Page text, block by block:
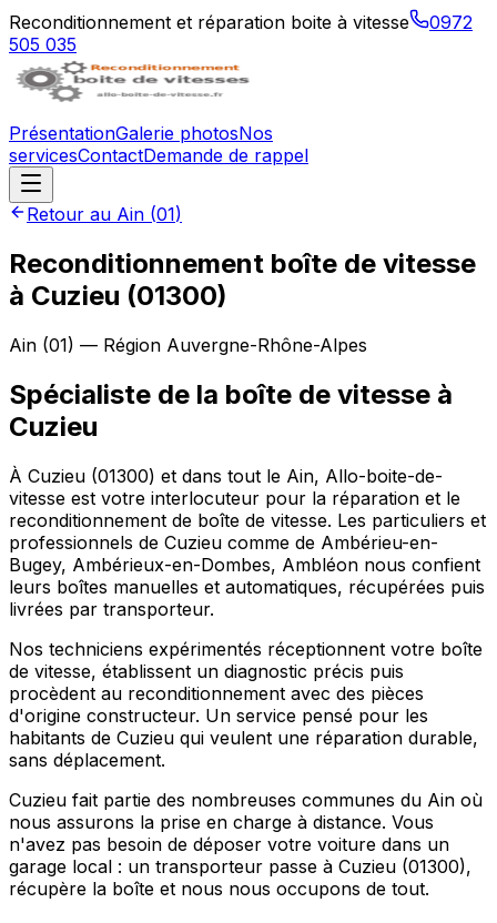
Reconditionnement et réparation boite à vitesse
0972
505 035
PrésentationGalerie photosNos
servicesContactDemande de rappel
Retour au Ain (01)
Reconditionnement boîte de vitesse
à Cuzieu (01300)
Ain (01) — Région Auvergne-Rhône-Alpes
Spécialiste de la boîte de vitesse à
Cuzieu
À Cuzieu (01300) et dans tout le Ain, Allo-boite-de-
vitesse est votre interlocuteur pour la réparation et le
reconditionnement de boîte de vitesse. Les particuliers et
professionnels de Cuzieu comme de Ambérieu-en-
Bugey, Ambérieux-en-Dombes, Ambléon nous confient
leurs boîtes manuelles et automatiques, récupérées puis
livrées par transporteur.
Nos techniciens expérimentés réceptionnent votre boîte
de vitesse, établissent un diagnostic précis puis
procèdent au reconditionnement avec des pièces
d'origine constructeur. Un service pensé pour les
habitants de Cuzieu qui veulent une réparation durable,
sans déplacement.
Cuzieu fait partie des nombreuses communes du Ain où
nous assurons la prise en charge à distance. Vous
n'avez pas besoin de déposer votre voiture dans un
garage local : un transporteur passe à Cuzieu (01300),
récupère la boîte et nous nous occupons de tout.